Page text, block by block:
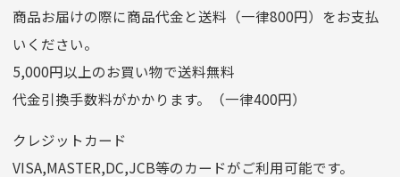
ゆうちょ銀行
ゆうちょ間
記号
14710
他銀行から
商品お届けの際に商品代金と送料（一律800円）をお支払
いください。
5,000円以上のお買い物で送料無料
代金引換手数料がかかります。（一律400円）
クレジットカード
VISA,MASTER,DC,JCB等のカードがご利用可能です。